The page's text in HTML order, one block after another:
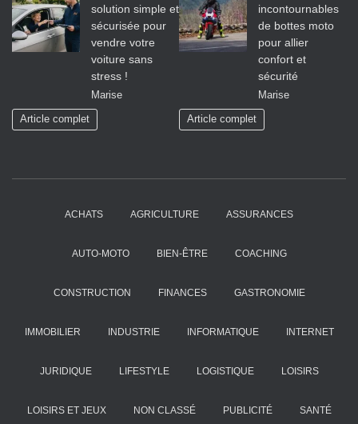
solution simple et
sécurisée pour
vendre votre
voiture sans
stress !
Marise
Article complet
incontournables
de bottes moto
pour allier
confort et
sécurité
Marise
Article complet
ACHATS AGRICULTURE ASSURANCES
AUTO-MOTO BIEN-ÊTRE COACHING
CONSTRUCTION FINANCES GASTRONOMIE
IMMOBILIER INDUSTRIE INFORMATIQUE INTERNET
JURIDIQUE LIFESTYLE LOGISTIQUE LOISIRS
LOISIRS ET JEUX NON CLASSÉ PUBLICITÉ SANTÉ